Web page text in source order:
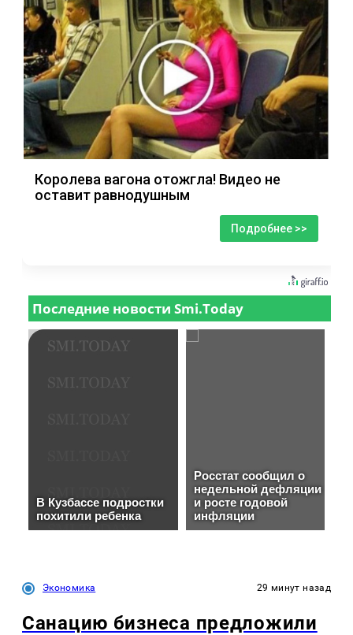
Королева вагона отожгла! Видео не
оставит равнодушным
Подробнее >>
Экономика 29 минут назад
Санацию бизнеса предложили